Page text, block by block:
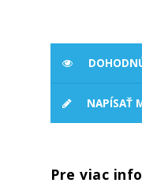
NAPÍSAŤ
Pre viac